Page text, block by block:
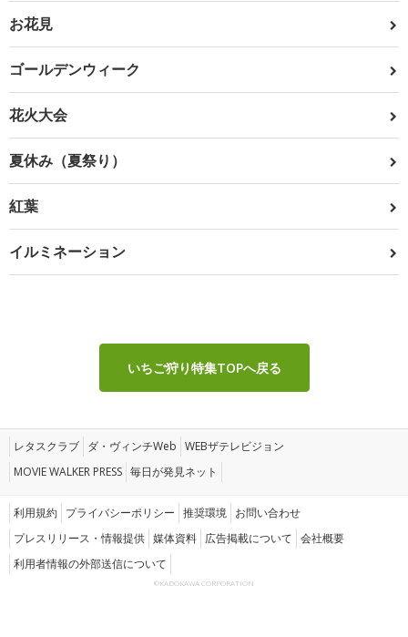
お花見
ゴールデンウィーク
花火大会
夏休み（夏祭り）
紅葉
イルミネーション
いちご狩り特集TOPへ戻る
レタスクラブ ダ・ヴィンチWeb WEBザテレビジョン
MOVIE WALKER PRESS 毎日が発見ネット
利用規約 プライバシーポリシー 推奨環境 お問い合わせ
プレスリリース・情報提供 媒体資料 広告掲載について 会社概要
利用者情報の外部送信について
©KADOKAWA CORPORATION